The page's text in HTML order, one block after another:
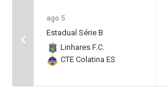
ago 5
Estadual Série B
Linhares F.C.
CTE Colatina ES